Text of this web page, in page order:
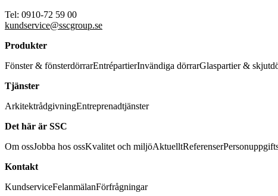
Tel: 0910-72 59 00
kundservice@sscgroup.se
Produkter
Fönster & fönsterdörrarEntrépartierInvändiga dörrarGlaspartier &
Tjänster
ArkitektrådgivningEntreprenadtjänster
Det här är SSC
Om ossJobba hos ossKvalitet och miljöAktuelltReferenser
Kontakt
KundserviceFelanmälanFörfrågningar